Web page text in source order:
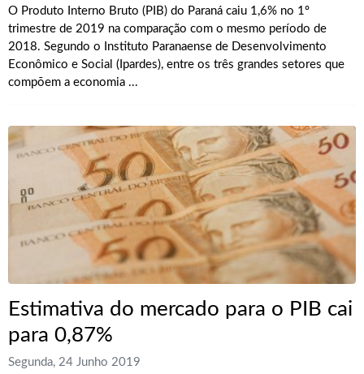
O Produto Interno Bruto (PIB) do Paraná caiu 1,6% no 1º
trimestre de 2019 na comparação com o mesmo período de
2018. Segundo o Instituto Paranaense de Desenvolvimento
Econômico e Social (Ipardes), entre os três grandes setores que
compõem a economia ...
Estimativa do mercado para o PIB cai
para 0,87%
Segunda, 24 Junho 2019